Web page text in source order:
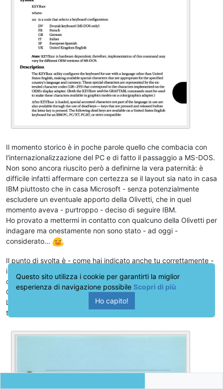
Il momento storico è in poche parole quello che combacia con
l'internazionalizzazione del PC e di fatto il passaggio a MS-DOS.
Non sono ancora riuscito però a definirne la vera paternità: è
difficile infatti affermare con certezza se il layout sia nato in casa
IBM piuttosto che in casa Microsoft - senza potenzialmente
escludere un eventuale apporto della Olivetti, che in quel
momento aveva - purtroppo - deciso di seguire IBM.
Ho provato a mettermi in contatto con qualcuno della Olivetti per
indagare ma onestamente non sono stato - ad oggi -
considerato...
Il punto di svolta è - come hai indicato anche tu correttamente -
il PC 5150 e il nostro clone M24 (nato per superare l'insuccesso
dello M20 che aveva supporto per il solo PCOS, sviluppato dalla
Olivetti stessa, mai decollato).
Lo M24 era offerto sia con PCOS che con MS-DOS e con
tastiera in due layout diversi:
Questo sito utilizza i cookie per garantirti la miglior
esperienza di navigazione possibile Scopri di più
Ho capito!